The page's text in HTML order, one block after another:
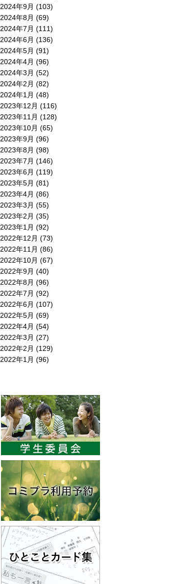
2024年9月 (103)
2024年8月 (69)
2024年7月 (111)
2024年6月 (136)
2024年5月 (91)
2024年4月 (96)
2024年3月 (52)
2024年2月 (82)
2024年1月 (48)
2023年12月 (116)
2023年11月 (128)
2023年10月 (65)
2023年9月 (96)
2023年8月 (98)
2023年7月 (146)
2023年6月 (119)
2023年5月 (81)
2023年4月 (86)
2023年3月 (55)
2023年2月 (35)
2023年1月 (92)
2022年12月 (73)
2022年11月 (86)
2022年10月 (67)
2022年9月 (40)
2022年8月 (96)
2022年7月 (92)
2022年6月 (107)
2022年5月 (69)
2022年4月 (54)
2022年3月 (27)
2022年2月 (129)
2022年1月 (96)